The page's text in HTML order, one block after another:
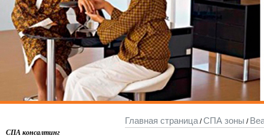
СПА консалтинг
Главная страница/СПА зоны /